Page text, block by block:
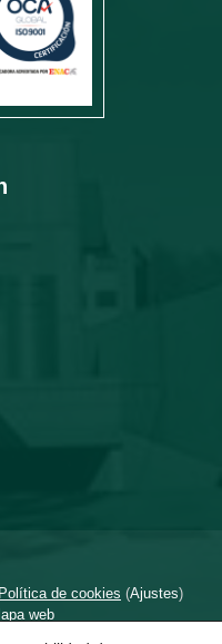
Política de cookies (Ajustes)
web